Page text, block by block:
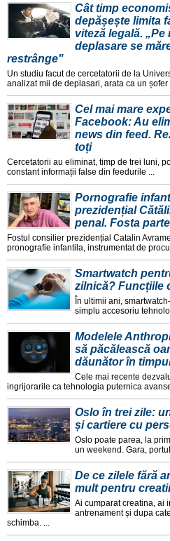
Cât timp
depășește limita
viteză legală.
deplasare se
restrânge"
Un studiu facut de cercetatorii de la
analizat mii de deplasari, arata ca un șofer
Cel mai mare
Facebook: Au
news din feed.
toți
Cercetatorii au eliminat, timp de trei luni,
constant informații false din feedurile ...
Pornografie
prezidențial
penal. Fosta
Fostul consilier prezidențial Catalin
pronografie infantila, instrumentat de
Smartwatch
zilnică? Funcțiile
În ultimii ani,
simplu accesoriu
Modelele
să păcălească
dăunător în
Cele mai recente
ingrijorarile ca tehnologia puternica
Oslo în trei zile:
și cartiere cu
Oslo poate parea, la
un weekend. Gara,
De ce zilele fără
mult pentru
Ai cumparat creatina, ai
antrenament și dupa
schimba. ...